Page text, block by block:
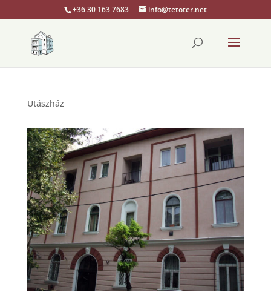
+36 30 163 7683 info@tetoter.net
Utászház